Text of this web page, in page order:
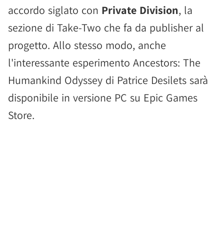
accordo siglato con Private Division, la
sezione di Take-Two che fa da publisher al
progetto. Allo stesso modo, anche
l'interessante esperimento Ancestors: The
Humankind Odyssey di Patrice Desilets sarà
disponibile in versione PC su Epic Games
Store.